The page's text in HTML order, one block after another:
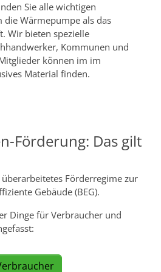
Sie alle wichtigen
Wärmepumpe als das
Wir bieten spezielle
Kommunen und
können im im
Material finden.
Förderung: Das gilt
Förderregime zur
Gebäude (BEG).
Dinge für Verbraucher und